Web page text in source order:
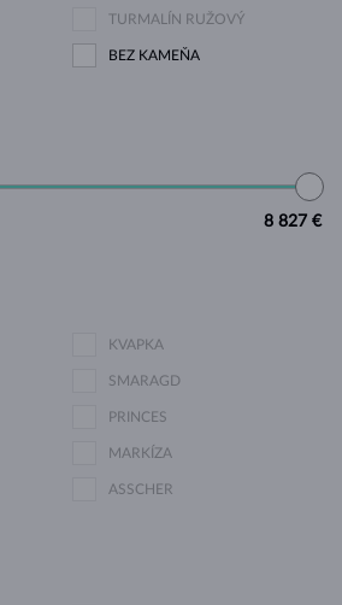
TURMALÍN RUŽOVÝ
BEZ KAMEŇA
8 827 €
KVAPKA
SMARAGD
PRINCES
MARKÍZA
ASSCHER